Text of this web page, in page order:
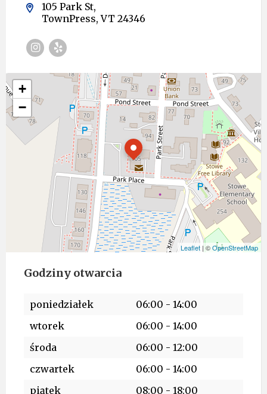
105 Park St,
TownPress, VT 24346
Instagram
Yelp
+
−
Leaflet | ©OpenStreetMap
Godziny otwarcia
poniedziałek 06:00 - 14:00
wtorek
06:00 - 14:00
środa
06:00 - 12:00
czwartek
06:00 - 14:00
piątek
08:00 - 18:00